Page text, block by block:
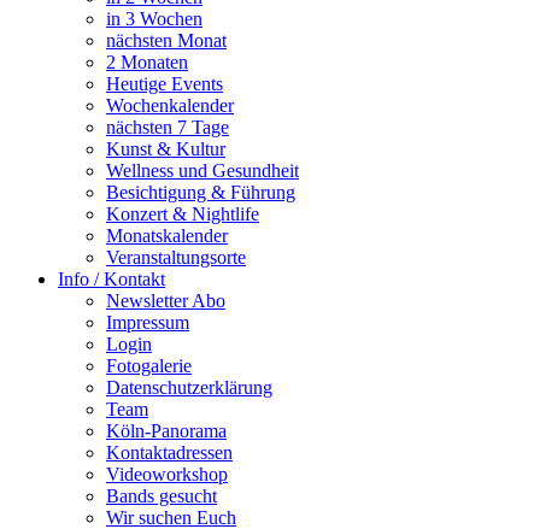
in 3 Wochen
nächsten Monat
2 Monaten
Heutige Events
Wochenkalender
nächsten 7 Tage
Kunst & Kultur
Wellness und Gesundheit
Besichtigung & Führung
Konzert & Nightlife
Monatskalender
Veranstaltungsorte
Info / Kontakt
Newsletter Abo
Impressum
Login
Fotogalerie
Datenschutzerklärung
Team
Köln-Panorama
Kontaktadressen
Videoworkshop
Bands gesucht
Wir suchen Euch